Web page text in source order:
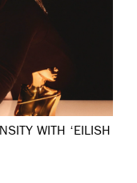
WITH ‘EILISH